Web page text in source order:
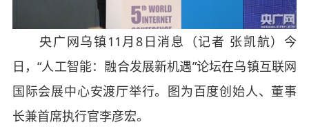
央广网乌镇11月8日消息（记者 张凯航）今
日，“人工智能：融合发展新机遇”论坛在乌镇互联网
国际会展中心安渡厅举行。图为百度创始人、董事
长兼首席执行官李彦宏。